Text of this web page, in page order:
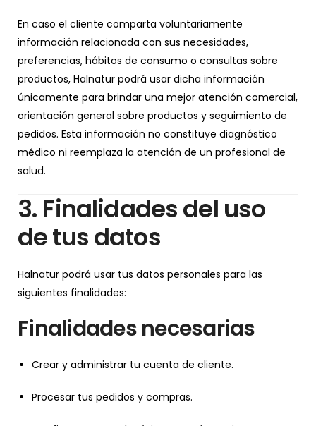
En caso el cliente comparta voluntariamente
información relacionada con sus necesidades,
preferencias, hábitos de consumo o consultas sobre
productos, Halnatur podrá usar dicha información
únicamente para brindar una mejor atención comercial,
orientación general sobre productos y seguimiento de
pedidos. Esta información no constituye diagnóstico
médico ni reemplaza la atención de un profesional de
salud.
3. Finalidades del uso
de tus datos
Halnatur podrá usar tus datos personales para las
siguientes finalidades:
Finalidades necesarias
Crear y administrar tu cuenta de cliente.
Procesar tus pedidos y compras.